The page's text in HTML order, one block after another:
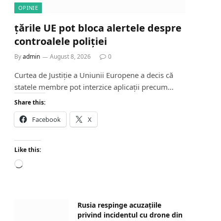
OPINIE
țările UE pot bloca alertele despre
controalele poliției
Byadmin August 8, 2026 0
Curtea de Justiție a Uniunii Europene a decis că
statele membre pot interzice aplicații precum…
Share this:
Facebook X
Like this:
L
Rusia respinge acuzațiile
privind incidentul cu drone din